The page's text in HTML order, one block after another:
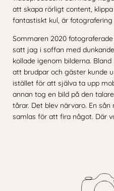
att skapa rörligt content,
fantastiskt kul, är
Sommaren 2020
satt jag i soffan med
kollade igenom bilderna.
att brudpar och gäster kunde
istället för att själva ta upp
annan tog en bild på den
tårar. Det blev närvaro. En
samlas för att fira något. Där